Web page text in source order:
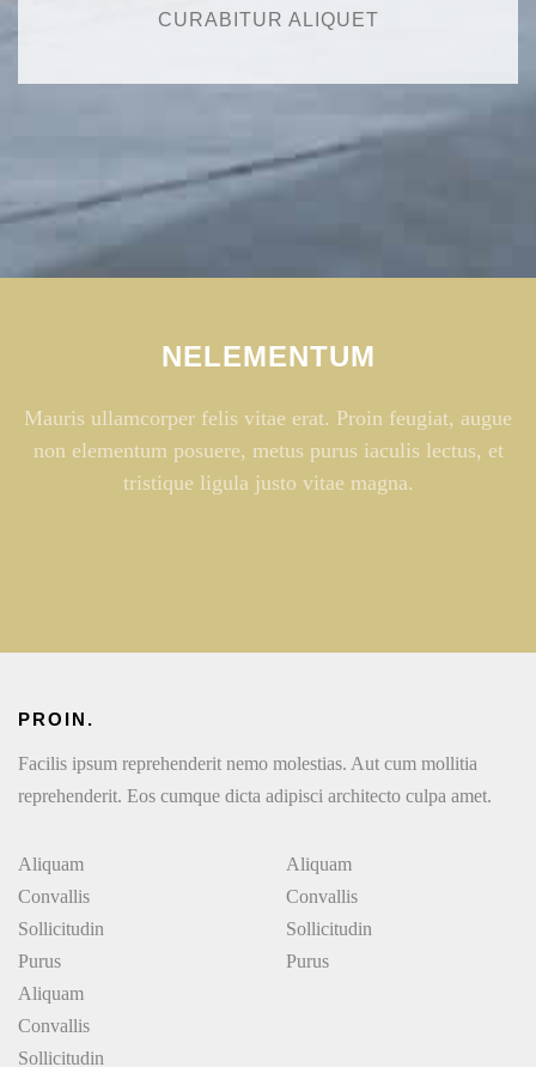
CURABITUR ALIQUET
NELEMENTUM
Mauris ullamcorper felis vitae erat. Proin feugiat, augue
non elementum posuere, metus purus iaculis lectus, et
tristique ligula justo vitae magna.
PROIN.
Facilis ipsum reprehenderit nemo molestias. Aut cum mollitia
reprehenderit. Eos cumque dicta adipisci architecto culpa amet.
Aliquam
Convallis
Sollicitudin
Purus
Aliquam
Convallis
Sollicitudin
Purus
Aliquam
Convallis
Sollicitudin